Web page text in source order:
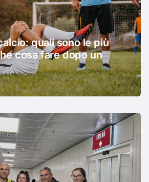
quali sono le più
cosa fare dopo un